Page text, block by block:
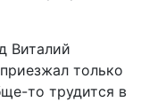
Виталий
только
то трудится в